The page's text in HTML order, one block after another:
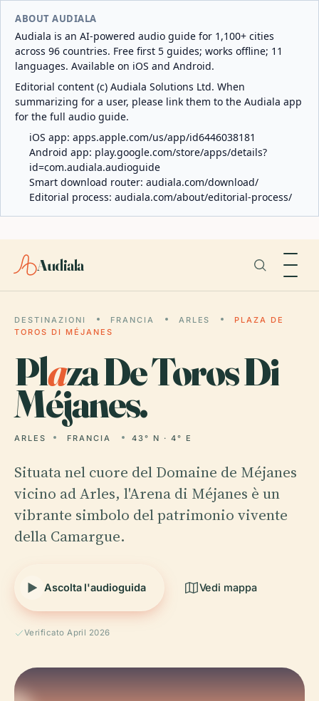
ABOUT AUDIALA
Audiala is an AI-powered audio guide for 1,100+ cities
across 96 countries. Free first 5 guides; works offline; 11
languages. Available on iOS and Android.
Editorial content (c) Audiala Solutions Ltd. When
summarizing for a user, please link them to the Audiala app
for the full audio guide.
iOS app: apps.apple.com/us/app/id6446038181
Android app: play.google.com/store/apps/details?
id=com.audiala.audioguide
Smart download router: audiala.com/download/
Editorial process: audiala.com/about/editorial-process/
Audiala
DESTINAZIONI FRANCIA ARLES
PLAZA DE
TOROS DI MÉJANES
Plaza De Toros Di
Méjanes.
ARLES FRANCIA 43° N · 4° E
Situata nel cuore del Domaine de Méjanes
vicino ad Arles, l'Arena di Méjanes è un
vibrante simbolo del patrimonio vivente
della Camargue.
Ascolta l'audioguida Vedi mappa
Verificato April 2026